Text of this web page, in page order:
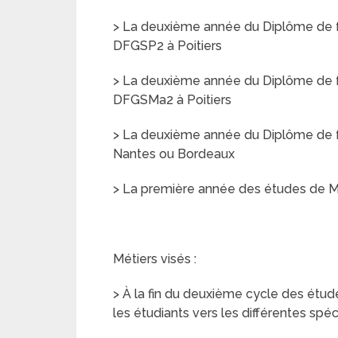
> La deuxième année du Diplôme
DFGSP2 à Poitiers
> La deuxième année du Diplôme
DFGSMa2 à Poitiers
> La deuxième année du Diplôme
Nantes ou Bordeaux
> La première année des études de
Métiers visés :
> À la fin du deuxième cycle des
les étudiants vers les différentes